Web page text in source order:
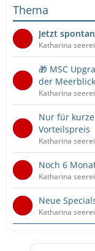
Thema
Jetzt
Katharina
🎁 MSC
der
Katharina
Nur für
Vorteilspreis
Katharina
Noch 6
Katharina
Neue
Katharina